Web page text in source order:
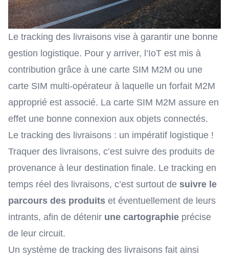
Le tracking des livraisons vise à garantir une bonne
gestion logistique. Pour y arriver, l’IoT est mis à
contribution grâce à une carte SIM M2M ou une
carte SIM multi-opérateur à laquelle un forfait M2M
approprié est associé. La carte SIM M2M assure en
effet une bonne connexion aux objets connectés.
Le tracking des livraisons : un impératif logistique !
Traquer des livraisons, c’est suivre des produits de
provenance à leur destination finale. Le tracking en
temps réel des livraisons, c’est surtout de suivre le
parcours des produits et éventuellement de leurs
intrants, afin de détenir une cartographie précise
de leur circuit.
Un système de tracking des livraisons fait ainsi